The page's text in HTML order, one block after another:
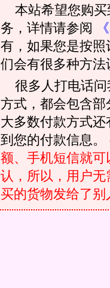
本站希望您购
务，详情请参阅
有，如果您是按
们会有很多种方
很多人打电话
方式，都会包含
大多数付款方式
到您的付款信息。
额、手机短信就可
认，所以，用户
买的货物发给了别